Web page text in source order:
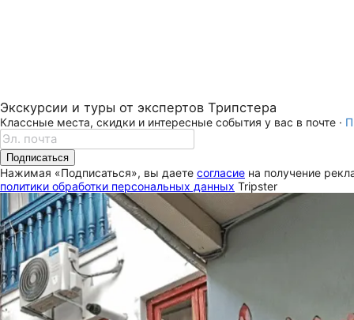
Экскурсии и туры от экспертов Трипстера
Классные места, скидки и интересные события у вас в почте ·
Подписаться
Нажимая «Подписаться», вы даете согласие на получение
политики обработки персональных данных Tripster